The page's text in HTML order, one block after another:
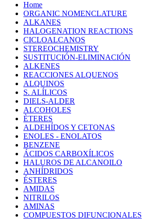
Home
ORGANIC NOMENCLATURE
ALKANES
HALOGENATION REACTIONS
CICLOALCANOS
STEREOCHEMISTRY
SUSTITUCIÓN-ELIMINACIÓN
ALKENES
REACCIONES ALQUENOS
ALQUINOS
S. ALÍLICOS
DIELS-ALDER
ALCOHOLES
ÈTERES
ALDEHÍDOS Y CETONAS
ENOLES - ENOLATOS
BENZENE
ÁCIDOS CARBOXÍLICOS
HALUROS DE ALCANOILO
ANHÍDRIDOS
ÉSTERES
AMIDAS
NITRILOS
AMINAS
COMPUESTOS DIFUNCIONALES